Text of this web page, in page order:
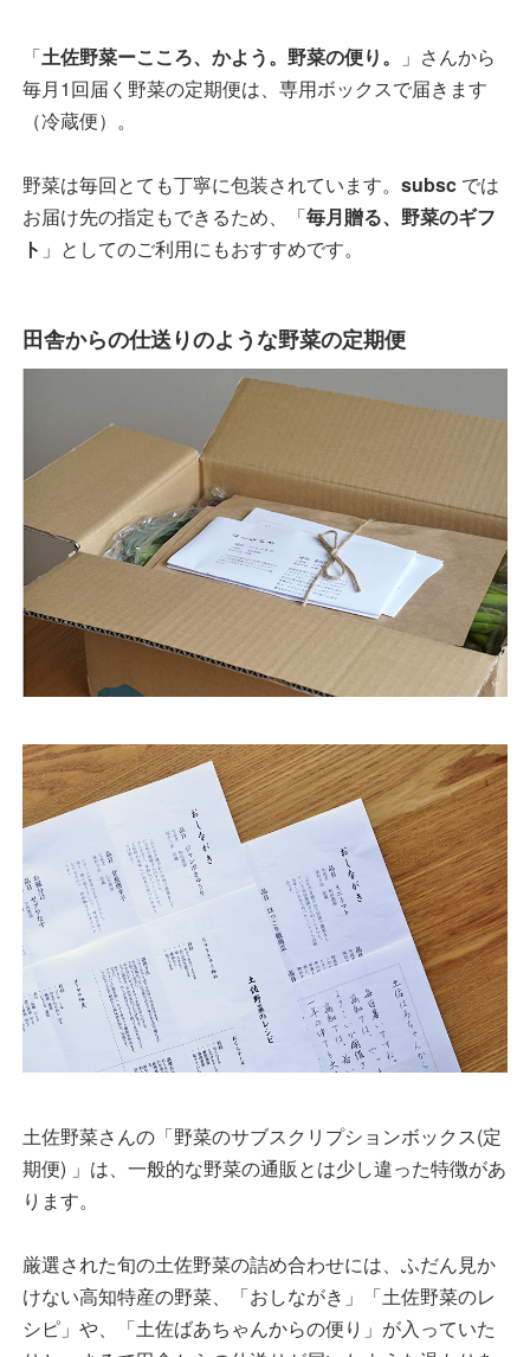
「土佐野菜ーこころ、かよう。野菜の便り。
」さんから
毎月1回届く野菜の定期便は、専用ボックスで届きます
（冷蔵便）。
野菜は毎回とても丁寧に包装されています。 subsc では
お届け先の指定もできるため、「毎月贈る、野菜のギフ
ト 」としてのご利用にもおすすめです。
田舎からの仕送りのような野菜の定期便
土佐野菜さんの「野菜のサブスクリプションボックス(定
期便) 」は、一般的な野菜の通販とは少し違った特徴があ
ります。
厳選された旬の土佐野菜の詰め合わせには、ふだん見か
けない高知特産の野菜、「おしながき」「土佐野菜のレ
シピ」や、「土佐ばあちゃんからの便り」が入っていた